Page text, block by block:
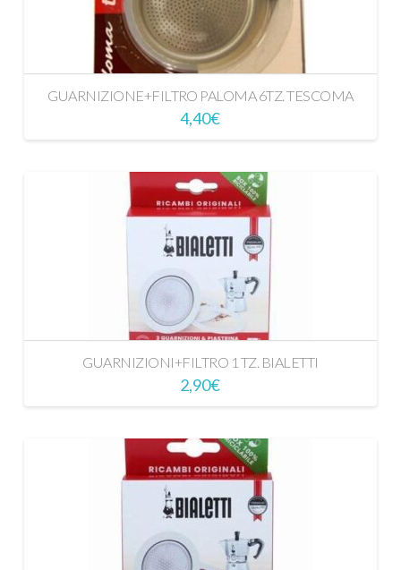
GUARNIZIONE+FILTRO PALOMA 6TZ. TESCOMA
4,40€
GUARNIZIONI+FILTRO 1 TZ. BIALETTI
2,90€